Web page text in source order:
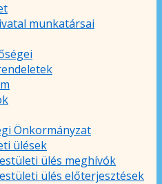
munkatársai
Önkormányzat
ülések
ülés meghívók
ülés előterjesztések